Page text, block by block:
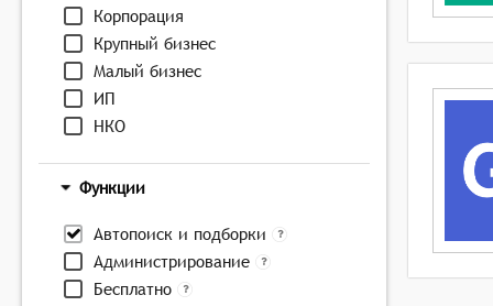
Корпорация
Крупный бизнес
Малый бизнес
ИП
НКО
Функции
Автопоиск и подборки
Администрирование
Бесплатно